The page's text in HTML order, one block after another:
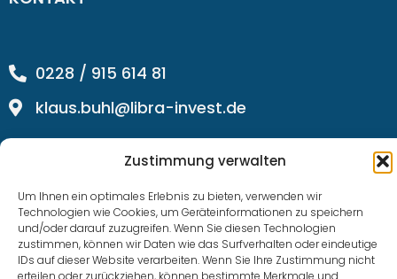
Zustimmung verwalten
Um Ihnen ein optimales Erlebnis zu bieten, verwenden wir
Technologien wie Cookies, um Geräteinformationen zu speichern
und/oder darauf zuzugreifen. Wenn Sie diesen Technologien
zustimmen, können wir Daten wie das Surfverhalten oder eindeutige
IDs auf dieser Website verarbeiten. Wenn Sie Ihre Zustimmung nicht
erteilen oder zurückziehen, können bestimmte Merkmale und
0228 / 915 614 81
klaus.buhl@libra-invest.de